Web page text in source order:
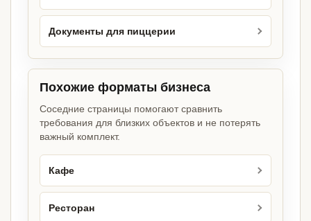
Документы для пиццерии
Похожие форматы бизнеса
Соседние страницы помогают сравнить
требования для близких объектов и не потерять
важный комплект.
Кафе
Ресторан